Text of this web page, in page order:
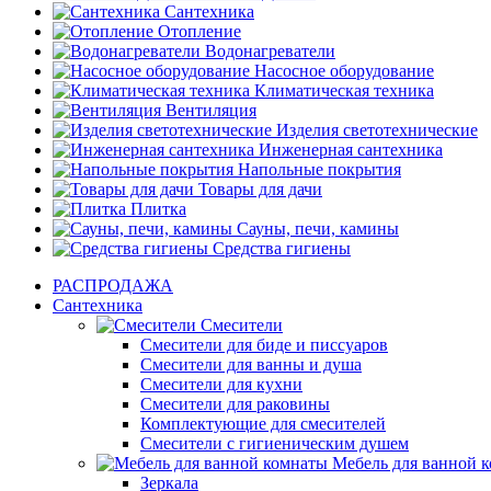
Сантехника
Отопление
Водонагреватели
Насосное оборудование
Климатическая техника
Вентиляция
Изделия светотехнические
Инженерная сантехника
Напольные покрытия
Товары для дачи
Плитка
Сауны, печи, камины
Средства гигиены
РАСПРОДАЖА
Сантехника
Смесители
Смесители для биде и писсуаров
Смесители для ванны и душа
Смесители для кухни
Смесители для раковины
Комплектующие для смесителей
Смесители с гигиеническим душем
Мебель для ванной
Зеркала